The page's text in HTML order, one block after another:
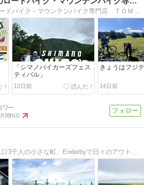
「シマノバイカーズフェス
ティバル」
13日前
きょうはフジ
14日前
月間IN:0